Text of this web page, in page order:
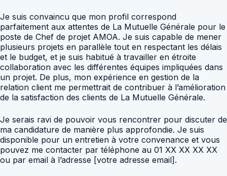
Je suis convaincu que mon profil correspond
parfaitement aux attentes de La Mutuelle Générale pour le
poste de Chef de projet AMOA. Je suis capable de mener
plusieurs projets en parallèle tout en respectant les délais
et le budget, et je suis habitué à travailler en étroite
collaboration avec les différentes équipes impliquées dans
un projet. De plus, mon expérience en gestion de la
relation client me permettrait de contribuer à l’amélioration
de la satisfaction des clients de La Mutuelle Générale.
Je serais ravi de pouvoir vous rencontrer pour discuter de
ma candidature de manière plus approfondie. Je suis
disponible pour un entretien à votre convenance et vous
pouvez me contacter par téléphone au 01 XX XX XX XX
ou par email à l’adresse [votre adresse email].